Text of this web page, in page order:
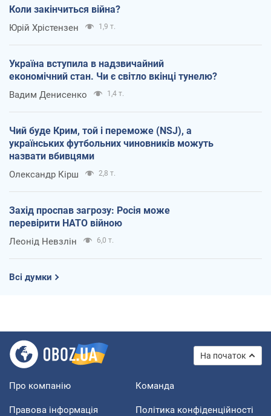
Коли закінчиться війна?
Юрій Хрістензен 1,9 т.
Україна вступила в надзвичайний
економічний стан. Чи є світло вкінці тунелю?
Вадим Денисенко 1,4 т.
Чий буде Крим, той і переможе (NSJ), а
українських футбольних чиновників можуть
назвати вбивцями
Олександр Кірш 2,8 т.
Захід проспав загрозу: Росія може
перевірити НАТО війною
Леонід Невзлін 6,0 т.
Всі думки
На початок
Про компанію Команда
Правова інформація Політика конфіденційності